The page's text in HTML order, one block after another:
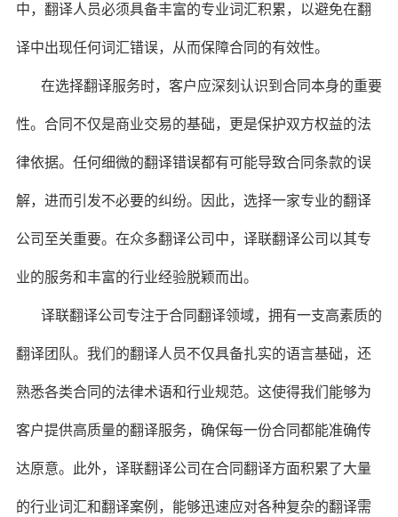
中，翻译人员必须具备丰富的专业词汇积累，以避免在翻
译中出现任何词汇错误，从而保障合同的有效性。
在选择翻译服务时，客户应深刻认识到合同本身的重要
性。合同不仅是商业交易的基础，更是保护双方权益的法
律依据。任何细微的翻译错误都有可能导致合同条款的误
解，进而引发不必要的纠纷。因此，选择一家专业的翻译
公司至关重要。在众多翻译公司中，译联翻译公司以其专
业的服务和丰富的行业经验脱颖而出。
译联翻译公司专注于合同翻译领域，拥有一支高素质的
翻译团队。我们的翻译人员不仅具备扎实的语言基础，还
熟悉各类合同的法律术语和行业规范。这使得我们能够为
客户提供高质量的翻译服务，确保每一份合同都能准确传
达原意。此外，译联翻译公司在合同翻译方面积累了大量
的行业词汇和翻译案例，能够迅速应对各种复杂的翻译需